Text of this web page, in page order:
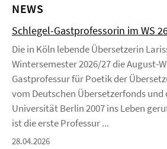
NEWS
Schlegel-Gastprofessorin im WS
Die in Köln lebende Übersetzerin
Wintersemester 2026/27 die August-
Gastprofessur für Poetik der
vom Deutschen Übersetzerfonds und
Universität Berlin 2007 ins Leben
ist die erste Professur ...
28.04.2026